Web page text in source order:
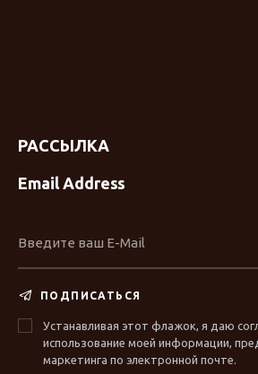
РАССЫЛКА
Email Address
ПОДПИСАТЬСЯ
Устанавливая этот флажок, я даю
использование моей информации,
маркетинга по электронной почте.